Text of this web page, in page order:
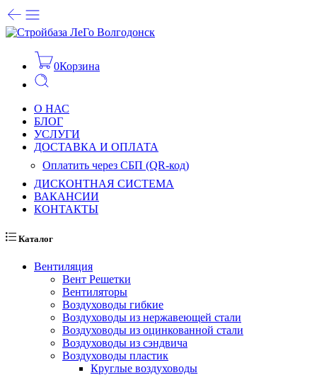
0Корзина
О НАС
БЛОГ
УСЛУГИ
ДОСТАВКА И ОПЛАТА
Оплатить через СБП (QR-код)
ДИСКОНТНАЯ СИСТЕМА
ВАКАНСИИ
КОНТАКТЫ
Каталог
Вентиляция
Вент Решетки
Вентиляторы
Воздуховоды гибкие
Воздуховоды из нержавеющей стали
Воздуховоды из оцинкованной стали
Воздуховоды из сэндвича
Воздуховоды пластик
Круглые воздуховоды